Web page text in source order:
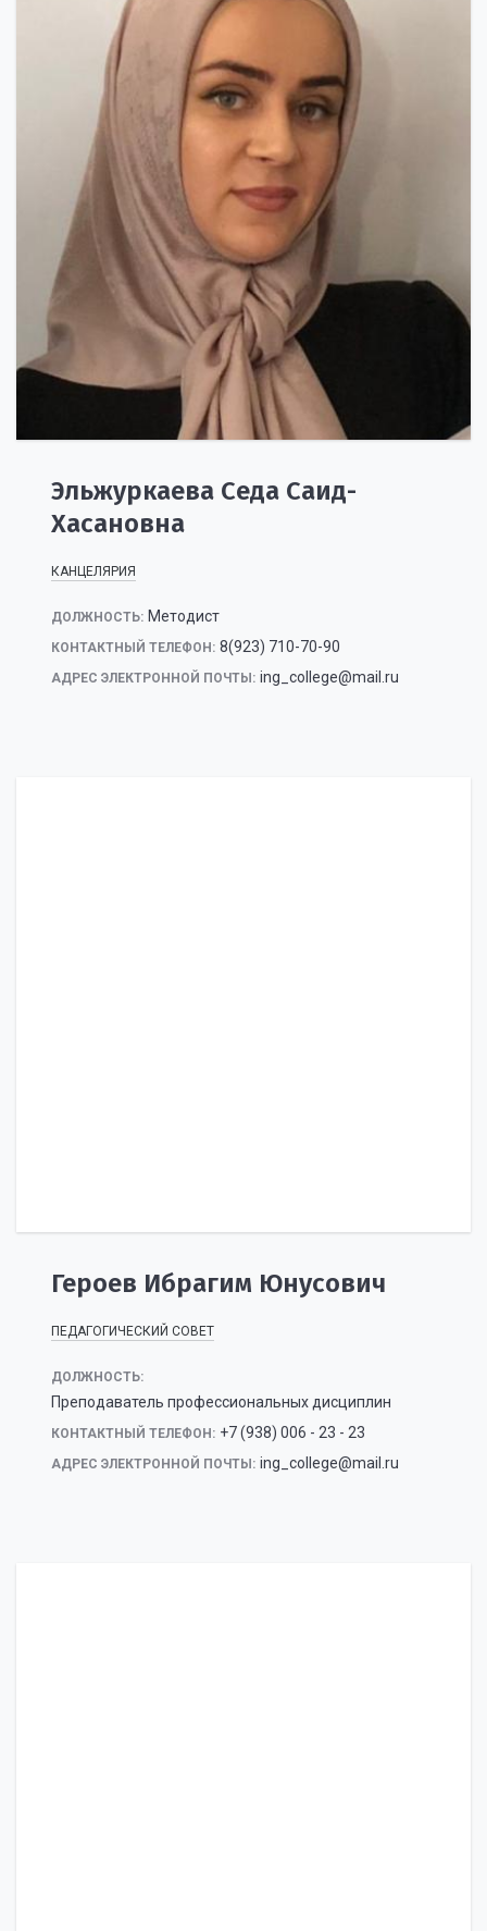
Эльжуркаева Седа Саид-
Хасановна
КАНЦЕЛЯРИЯ
ДОЛЖНОСТЬ: Методист
КОНТАКТНЫЙ ТЕЛЕФОН: 8(923) 710-70-90
АДРЕС ЭЛЕКТРОННОЙ ПОЧТЫ: ing_college@mail.ru
Героев Ибрагим Юнусович
ПЕДАГОГИЧЕСКИЙ СОВЕТ
ДОЛЖНОСТЬ:
Преподаватель профессиональных дисциплин
КОНТАКТНЫЙ ТЕЛЕФОН: +7 (938) 006 - 23 - 23
АДРЕС ЭЛЕКТРОННОЙ ПОЧТЫ: ing_college@mail.ru